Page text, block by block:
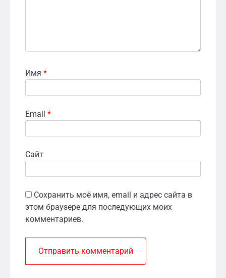
Имя *
Email *
Сайт
Сохранить моё имя, email и адрес сайта в
этом браузере для последующих моих
комментариев.